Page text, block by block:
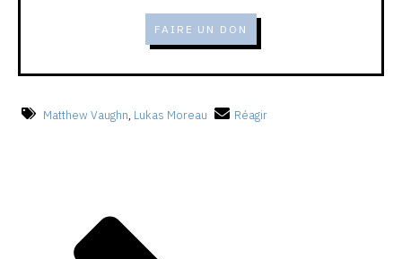
FAIRE UN DON
Matthew Vaughn, Lukas Moreau Réagir